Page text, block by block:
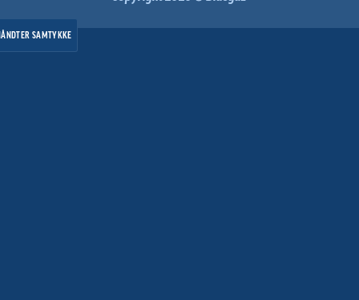
SAMTYKKE